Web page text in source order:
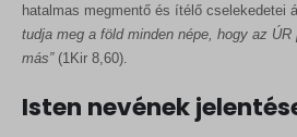
hatalmas megmentő és ítélő cselekedetei
tudja meg a föld minden népe, hogy az ÚR
más”(1Kir 8,60).
Isten nevének